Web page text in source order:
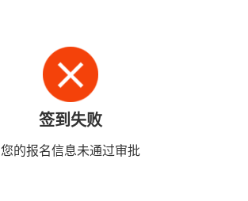
签到失败
您的报名信息未通过审批